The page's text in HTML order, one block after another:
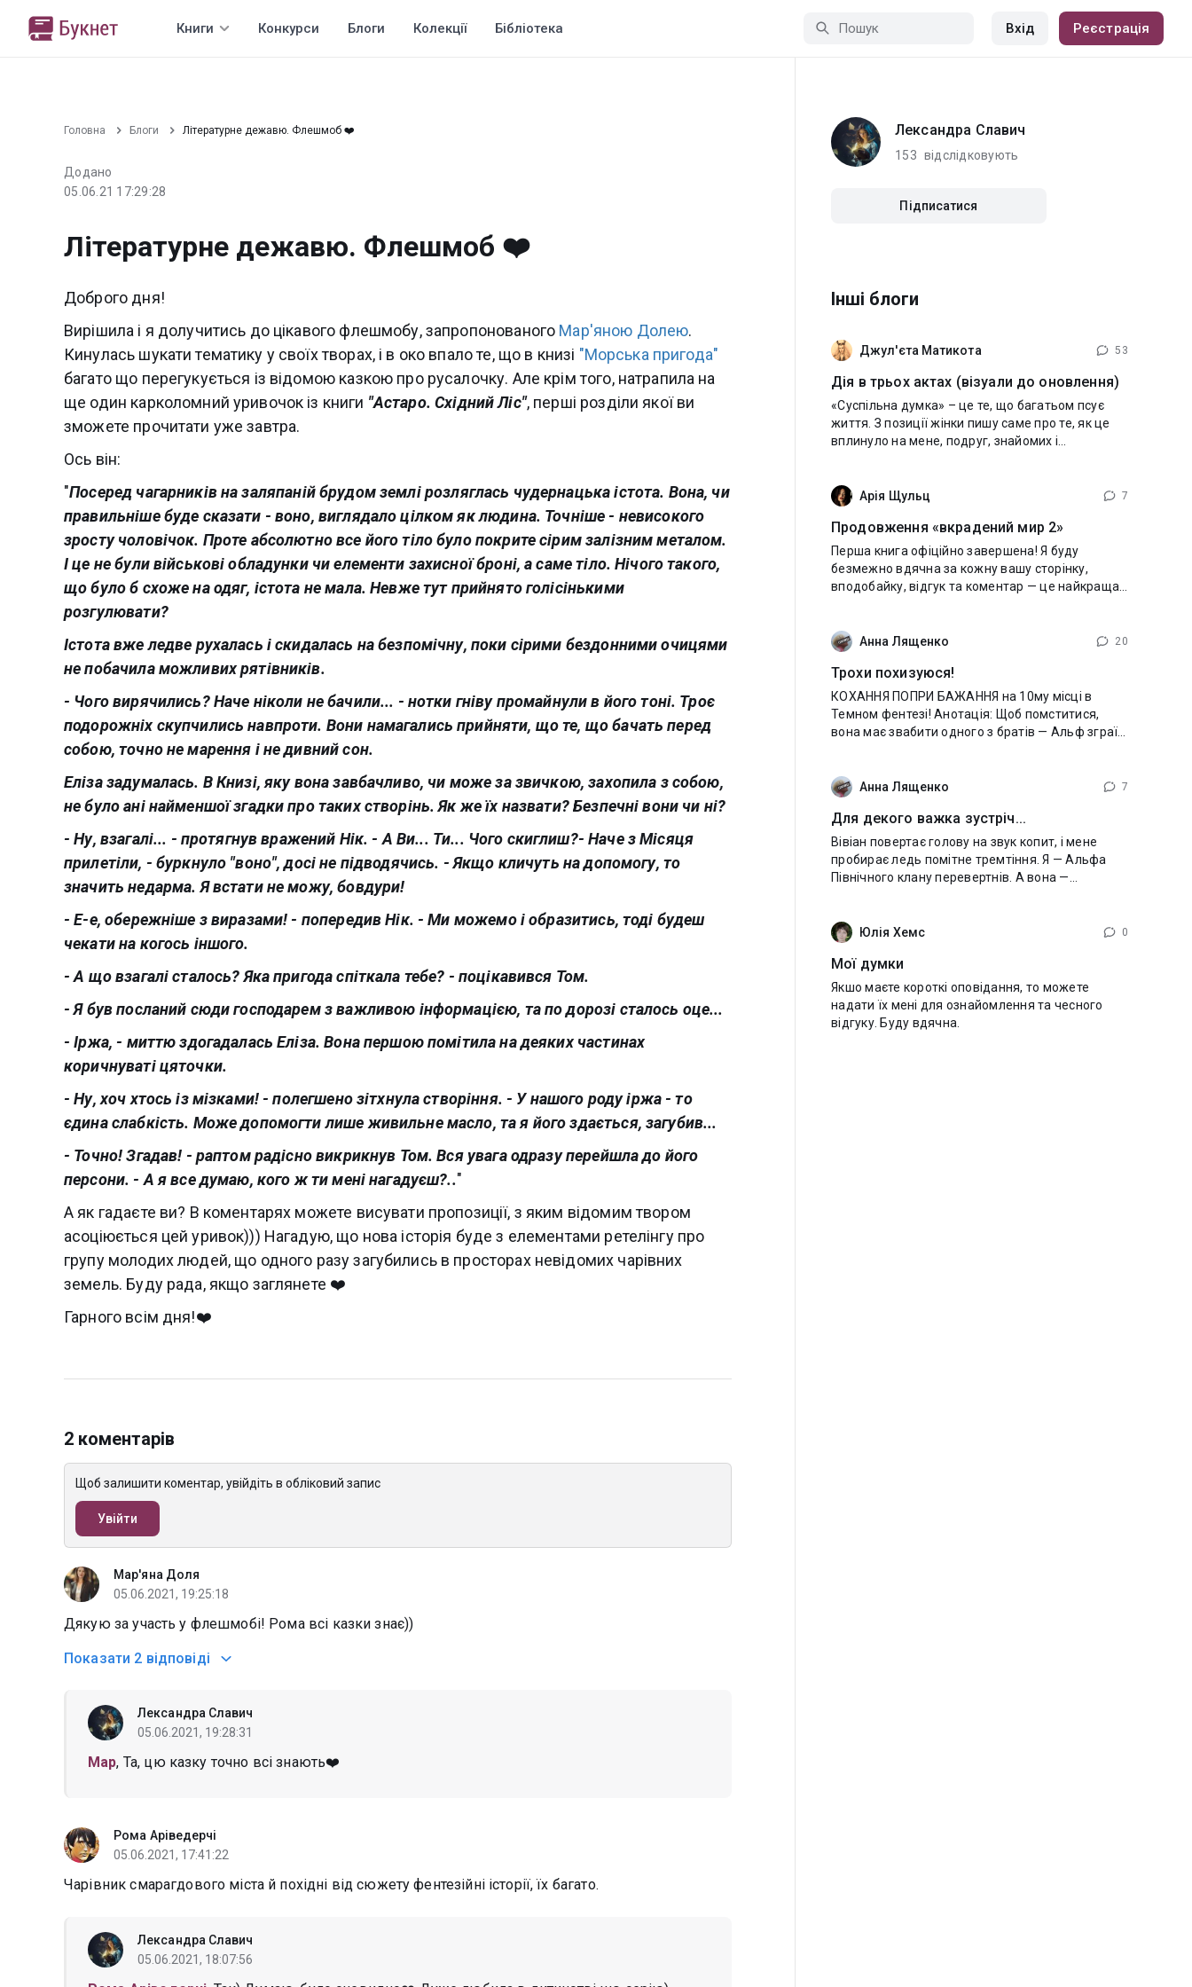
Книги Конкурси Блоги Колекції Бібліотека Вхід Реєстрація
Головна Блоги Літературне дежавю. Флешмоб ❤️
Додано
05.06.21 17:29:28
Літературне дежавю. Флешмоб ❤️
Доброго дня!
Вирішила і я долучитись до цікавого флешмобу, запропонованого Мар'яною Долею.
Кинулась шукати тематику у своїх творах, і в око впало те, що в книзі "Морська пригода"
багато що перегукується із відомою казкою про русалочку. Але крім того, натрапила на
ще один карколомний уривочок із книги "Астаро. Східний Ліс", перші розділи якої ви
зможете прочитати уже завтра.
Ось він:
"Посеред чагарників на заляпаній брудом землі розляглась чудернацька істота. Вона, чи
правильніше буде сказати - воно, виглядало цілком як людина. Точніше - невисокого
зросту чоловічок. Проте абсолютно все його тіло було покрите сірим залізним металом.
І це не були військові обладунки чи елементи захисної броні, а саме тіло. Нічого такого,
що було б схоже на одяг, істота не мала. Невже тут прийнято голісінькими
розгулювати?
Істота вже ледве рухалась і скидалась на безпомічну, поки сірими бездонними очицями
не побачила можливих рятівників.
- Чого вирячились? Наче ніколи не бачили... - нотки гніву промайнули в його тоні. Троє
подорожніх скупчились навпроти. Вони намагались прийняти, що те, що бачать перед
собою, точно не марення і не дивний сон.
Еліза задумалась. В Книзі, яку вона завбачливо, чи може за звичкою, захопила з собою,
не було ані найменшої згадки про таких створінь. Як же їх назвати? Безпечні вони чи ні?
- Ну, взагалі... - протягнув вражений Нік. - А Ви... Ти... Чого скиглиш?- Наче з Місяця
прилетіли, - буркнуло "воно", досі не підводячись. - Якщо кличуть на допомогу, то
значить недарма. Я встати не можу, бовдури!
- Е-е, обережніше з виразами! - попередив Нік. - Ми можемо і образитись, тоді будеш
чекати на когось іншого.
- А що взагалі сталось? Яка пригода спіткала тебе? - поцікавився Том.
- Я був посланий сюди господарем з важливою інформацією, та по дорозі сталось оце...
- Іржа, - миттю здогадалась Еліза. Вона першою помітила на деяких частинах
коричнуваті цяточки.
- Ну, хоч хтось із мізками! - полегшено зітхнула створіння. - У нашого роду іржа - то
єдина слабкість. Може допомогти лише живильне масло, та я його здається, загубив...
- Точно! Згадав! - раптом радісно викрикнув Том. Вся увага одразу перейшла до його
персони. - А я все думаю, кого ж ти мені нагадуєш?.."
А як гадаєте ви? В коментарях можете висувати пропозиції, з яким відомим твором
асоціюється цей уривок))) Нагадую, що нова історія буде з елементами ретелінгу про
групу молодих людей, що одного разу загубились в просторах невідомих чарівних
земель. Буду рада, якщо заглянете ❤️
Гарного всім дня!❤️
2 коментарів
Щоб залишити коментар, увійдіть в обліковий запис
Увійти
Мар'яна Доля
05.06.2021, 19:25:18
Дякую за участь у флешмобі! Рома всі казки знає))
Показати 2 відповіді
Лександра Славич
05.06.2021, 19:28:31
Мар, Та, цю казку точно всі знають❤️
Рома Аріведерчі
05.06.2021, 17:41:22
Чарівник смарагдового міста й похідні від сюжету фентезійні історії, їх багато.
Лександра Славич
05.06.2021, 18:07:56
Лександра Славич
153 відслідковують
Підписатися
Інші блоги
Джул'єта Матикота 53
Дія в трьох актах (візуали до оновлення)
«Суспільна думка» – це те, що багатьом псує
життя. З позиції жінки пишу саме про те, як це
вплинуло на мене, подруг, знайомих і
Арія Щульц
7
Продовження «вкрадений мир 2»
Перша книга офіційно завершена! Я буду
безмежно вдячна за кожну вашу сторінку,
вподобайку, відгук та коментар — це найкраща
«Вкрадений
Анна Лященко 20
Трохи похизуюся!
КОХАННЯ ПОПРИ БАЖАННЯ на 10му місці в
Темном фентезі! Анотація: Щоб помститися,
вона має звабити одного з братів — Альф зграї,
Анна Лященко
7
Для декого важка зустріч...
Вівіан повертає голову на звук копит, і мене
пробирає ледь помітне тремтіння. Я — Альфа
Північного клану перевертнів. А вона —
трапитьсяЮлія Хемс 0
Мої думки
Якшо маєте короткі оповідання, то можете
надати їх мені для ознайомлення та чесного
відгуку. Буду вдячна.